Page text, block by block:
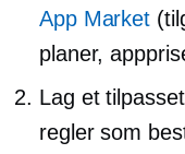
App Market
planer,
Lag et
regler som